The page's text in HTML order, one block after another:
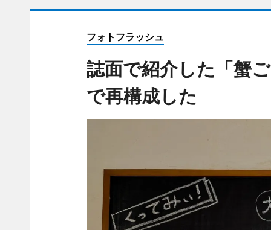
フォトフラッシュ
誌面で紹介した「蟹
で再構成した